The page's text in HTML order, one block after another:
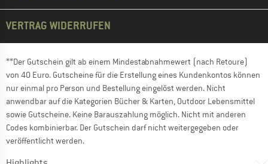
VERTRAG WIDERRUFEN
**Der Gutschein gilt ab einem Mindestabnahmewert (nach Retoure)
von 40 Euro. Gutscheine für die Erstellung eines Kundenkontos können
nur einmal pro Person und Bestellung eingelöst werden. Nicht
anwendbar auf die Kategorien Bücher & Karten, Outdoor Lebensmittel
sowie Gutscheine. Keine Barauszahlung möglich. Nicht mit anderen
Codes kombinierbar. Der Gutschein darf nicht weitergegeben oder
veröffentlicht werden.